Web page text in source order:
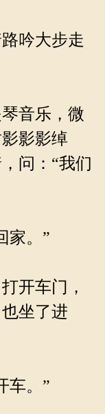
吟大步走
音乐，微
影影绰
问：“我们
家。”
开车门，
坐了进
车。”